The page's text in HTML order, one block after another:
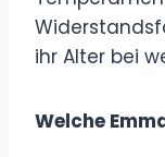
ihr Alter bei
Welche